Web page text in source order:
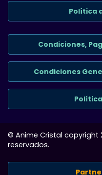
Política
Condiciones,
Condiciones
© Anime Cristal copyright
reservados.